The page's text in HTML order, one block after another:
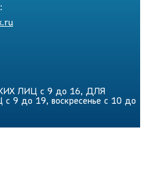
ЛИЦ с 9 до 16, ДЛЯ
9 до 19, воскресенье с 10 до